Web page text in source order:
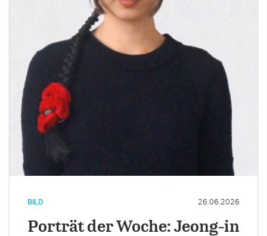
BILD 26.06.2026
Porträt der Woche: Jeong-in